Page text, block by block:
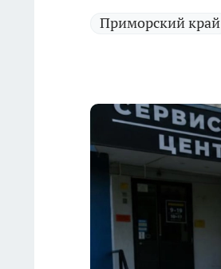
Приморский край